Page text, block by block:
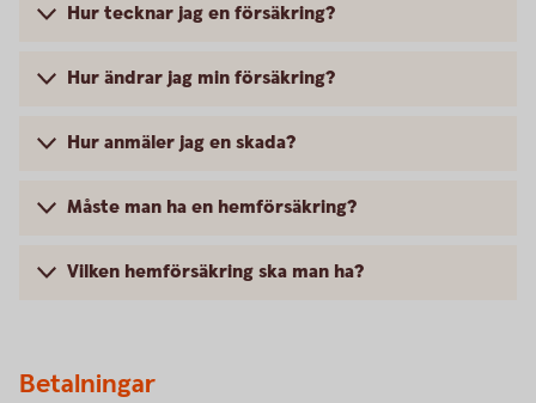
Hur tecknar jag en försäkring?
Hur ändrar jag min försäkring?
Hur anmäler jag en skada?
Måste man ha en hemförsäkring?
Vilken hemförsäkring ska man ha?
Betalningar